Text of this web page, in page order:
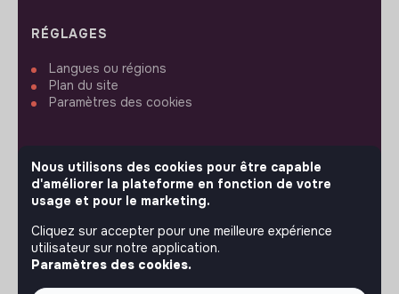
RÉGLAGES
Langues ou régions
Plan du site
Paramètres des cookies
SUIVEZ-NOUS
© 2026 jobs that makesense.
Nous utilisons des cookies pour être capable
d'améliorer la plateforme en fonction de votre
usage et pour le marketing.
Cliquez sur accepter pour une meilleure expérience
utilisateur sur notre application.
Paramètres des cookies.